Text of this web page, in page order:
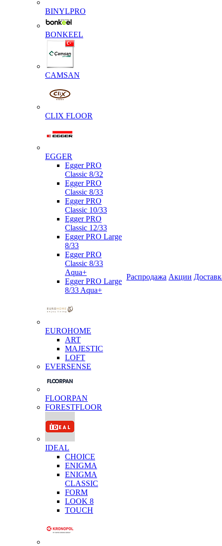
BINYLPRO
BONKEEL
CAMSAN
CLIX FLOOR
EGGER
Egger PRO
Classic 8/32
Egger PRO
Classic 8/33
Egger PRO
Classic 10/33
Egger PRO
Classic 12/33
Egger PRO Large
8/33
Egger PRO
Classic 8/33
Aqua+
Egger PRO Large
8/33 Aqua+
EUROHOME
ART
MAJESTIC
LOFT
EVERSENSE
FLOORPAN
FORESTFLOOR
IDEAL
CHOICE
ENIGMA
ENIGMA
CLASSIC
FORM
LOOK 8
TOUCH
Распродажа Акции